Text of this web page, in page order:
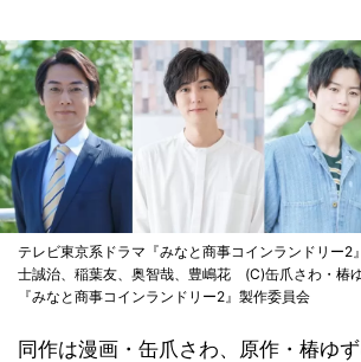
テレビ東京系ドラマ『みなと商事コインランドリー2
士誠治、稲葉友、奥智哉、豊嶋花 (C)缶爪さわ・椿
『みなと商事コインランドリー2』製作委員会
同作は漫画・缶爪さわ、原作・椿ゆ